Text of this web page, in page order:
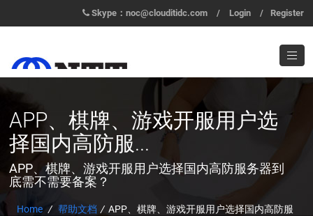
Skype：noc@clouditidc.com / Login / Register
APP、棋牌、游戏开服用户选
择国内高防服...
APP、棋牌、游戏开服用户选择国内高防服务器到
底需不需要备案？
Home / 帮助文档 / APP、棋牌、游戏开服用户选择国内高防服